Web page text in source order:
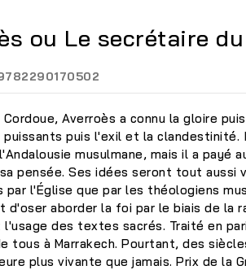
ou Le secrétaire
Cordoue, Averroès a connu la gloire
puis l'exil et la clandestinité.
musulmane, mais il a payé
pensée. Ses idées seront tout aussi
par l'Église que par les théologiens
d'oser aborder la foi par le biais de la
des textes sacrés. Traité en
tous à Marrakech. Pourtant, des
plus vivante que jamais. Prix de la